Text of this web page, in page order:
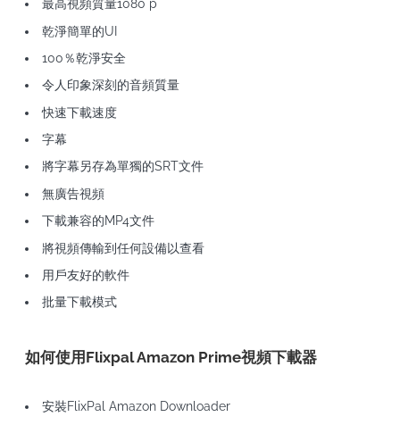
最高視頻質量1080 p
乾淨簡單的UI
100％乾淨安全
令人印象深刻的音頻質量
快速下載速度
字幕
將字幕另存為單獨的SRT文件
無廣告視頻
下載兼容的MP4文件
將視頻傳輸到任何設備以查看
用戶友好的軟件
批量下載模式
如何使用Flixpal Amazon Prime視頻下載器
安裝FlixPal Amazon Downloader